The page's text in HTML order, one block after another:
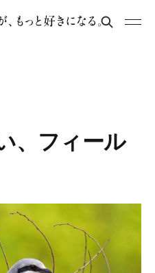
、フィール